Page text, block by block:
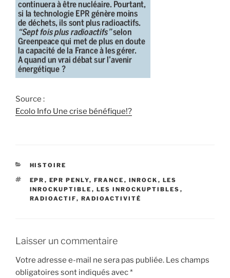
Source :
Ecolo Info Une crise bénéfique!?
CATÉGORIES
HISTOIRE
ÉTIQUETTES
EPR , EPR PENLY, FRANCE , INROCK , LES
INROCKUPTIBLE , LES INROCKUPTIBLES ,
RADIOACTIF, RADIOACTIVITÉ
Laisser un commentaire
Votre adresse e-mail ne sera pas publiée. Les champs
obligatoires sont indiqués avec*